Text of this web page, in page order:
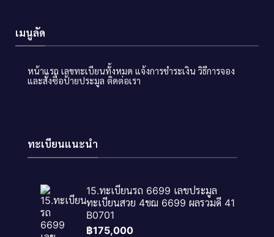
เมนูลัด
หน้าแรก เลขทะเบียนทั้งหมด แจ้งการชำระเงิน วิธีการจอง
และสั่งซื้อป้ายประมูล ติดต่อเรา
ทะเบียนแนะนำ
15.ทะเบียนรถ 6699 เลขประมูล
ทะเบียนสวย 4ขฌ 6699 ผลรวมดี 41
B0701
฿175,000